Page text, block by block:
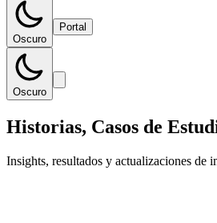
Oscuro
Portal
Oscuro
Historias, Casos de
Insights, resultados y actualizaciones de